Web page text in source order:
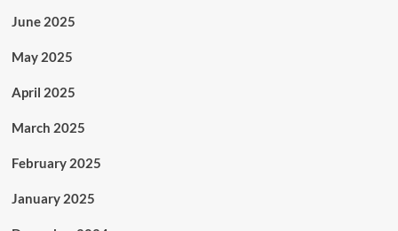
June 2025
May 2025
April 2025
March 2025
February 2025
January 2025